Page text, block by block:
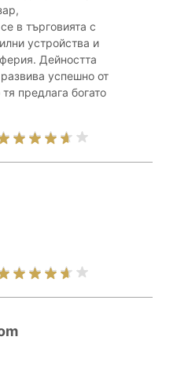
в търговията с
устройства и
Дейността
успешно от
предлага богато